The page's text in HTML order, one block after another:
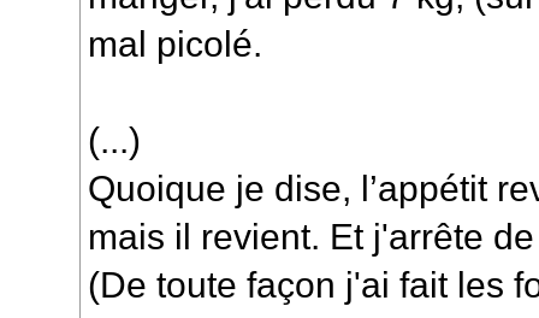
mal picolé.
(...)
Quoique je dise, l’appétit
mais il revient. Et j'arrête
(De toute façon j'ai fait les